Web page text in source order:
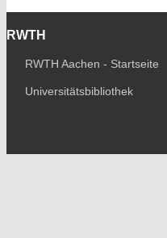
RWTH
RWTH Aachen - Startseite
Universitätsbibliothek